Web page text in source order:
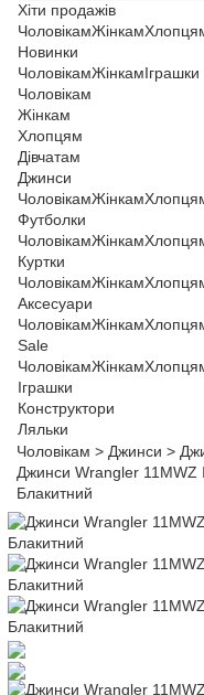
Хіти продажів
ЧоловікамЖінкам
Новинки
ЧоловікамЖінкамІграшки
Чоловікам
Жінкам
Хлопцям
Дівчатам
Джинси
ЧоловікамЖінкам
Футболки
ЧоловікамЖінкам
Куртки
ЧоловікамЖінкам
Аксесуари
ЧоловікамЖінкам
Sale
ЧоловікамЖінкам
Іграшки
Конструктори
Ляльки
Чоловікам > Джинси >
Джинси Wrangler 11MWZ
Блакитний